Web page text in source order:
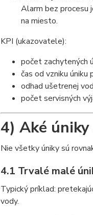
Alarm bez procesu
na miesto.
KPI (ukazovatele):
počet zachytených
čas od vzniku úniku
odhad ušetrenej
počet servisných
4) Aké
Nie všetky úniky sú
4.1 Trvalé malé
Typický príklad:
vody.